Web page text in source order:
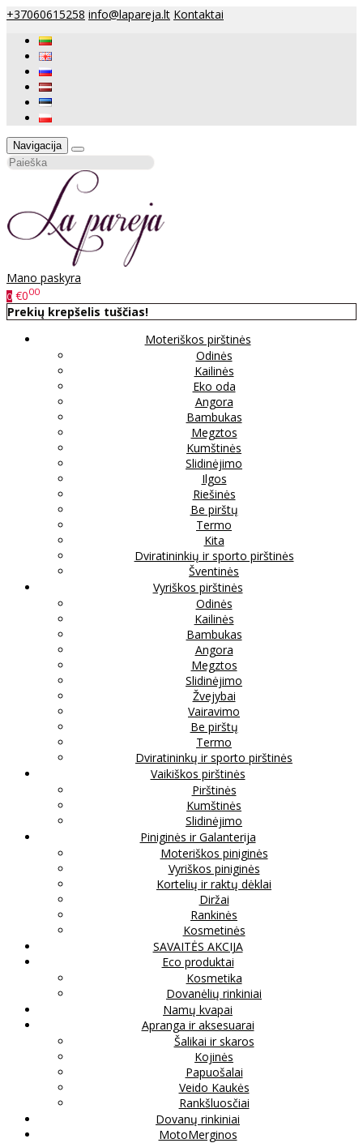
+37060615258 info@lapareja.lt Kontaktai
Navigacija
Mano paskyra
0 €000
Prekių krepšelis tuščias!
Moteriškos pirštinės
Odinės
Kailinės
Eko oda
Angora
Bambukas
Megztos
Kumštinės
Slidinėjimo
Ilgos
Riešinės
Be pirštų
Termo
Kita
Dviratininkių ir sporto pirštinės
Šventinės
Vyriškos pirštinės
Odinės
Kailinės
Bambukas
Angora
Megztos
Slidinėjimo
Žvejybai
Vairavimo
Be pirštų
Termo
Dviratininkų ir sporto pirštinės
Vaikiškos pirštinės
Pirštinės
Kumštinės
Slidinėjimo
Piniginės ir Galanterija
Moteriškos piniginės
Vyriškos piniginės
Kortelių ir raktų dėklai
Diržai
Rankinės
Kosmetinės
SAVAITĖS AKCIJA
Eco produktai
Kosmetika
Dovanėlių rinkiniai
Namų kvapai
Apranga ir aksesuarai
Šalikai ir skaros
Kojinės
Papuošalai
Veido Kaukės
Rankšluosčiai
Dovanų rinkiniai
MotoMerginos